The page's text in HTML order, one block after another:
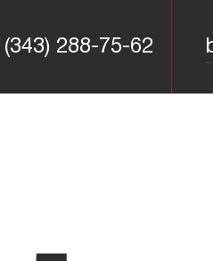
(343) 288-75-62
75-62